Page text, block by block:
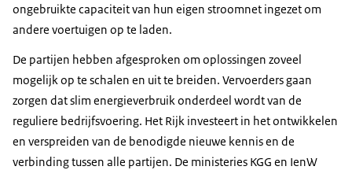
ongebruikte capaciteit van hun eigen stroomnet ingezet om
andere voertuigen op te laden.
De partijen hebben afgesproken om oplossingen zoveel
mogelijk op te schalen en uit te breiden. Vervoerders gaan
zorgen dat slim energieverbruik onderdeel wordt van de
reguliere bedrijfsvoering. Het Rijk investeert in het ontwikkelen
en verspreiden van de benodigde nieuwe kennis en de
verbinding tussen alle partijen. De ministeries KGG en IenW